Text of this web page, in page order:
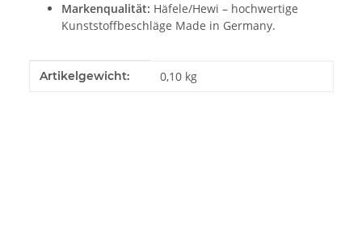
Markenqualität: Häfele/Hewi – hochwertige
Kunststoffbeschläge Made in Germany.
Produkteigenschaft
Wert
Artikelgewicht: 0,10 kg